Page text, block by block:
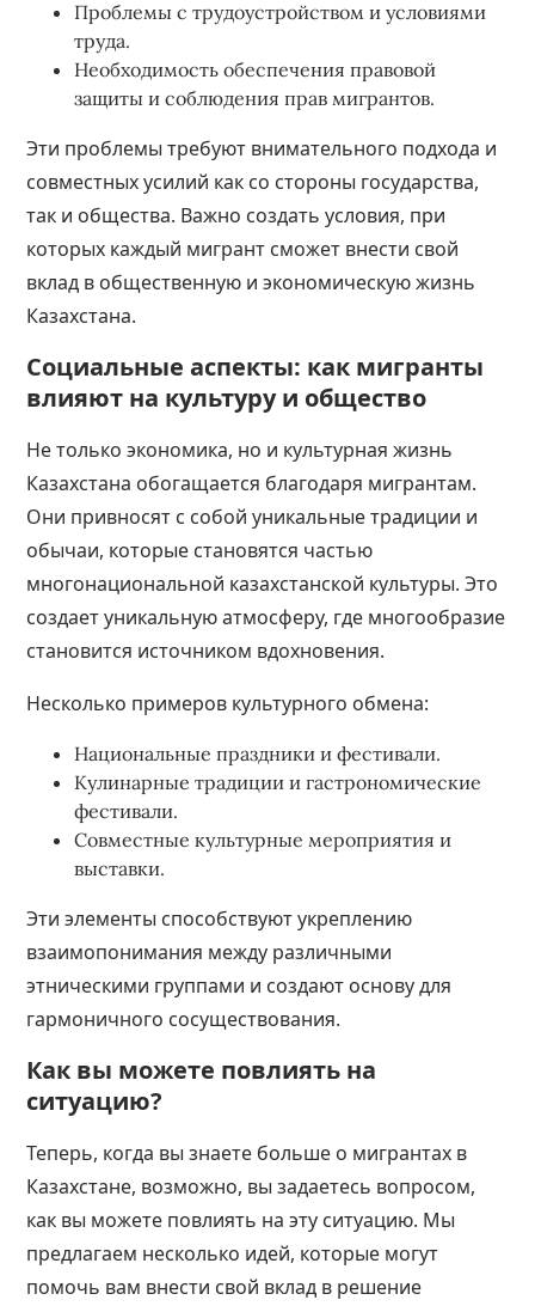
Проблемы с трудоустройством и условиями
труда.
Необходимость обеспечения правовой
защиты и соблюдения прав мигрантов.
Эти проблемы требуют внимательного подхода и
совместных усилий как со стороны государства,
так и общества. Важно создать условия, при
которых каждый мигрант сможет внести свой
вклад в общественную и экономическую жизнь
Казахстана.
Социальные аспекты: как мигранты
влияют на культуру и общество
Не только экономика, но и культурная жизнь
Казахстана обогащается благодаря мигрантам.
Они привносят с собой уникальные традиции и
обычаи, которые становятся частью
многонациональной казахстанской культуры. Это
создает уникальную атмосферу, где многообразие
становится источником вдохновения.
Несколько примеров культурного обмена:
Национальные праздники и фестивали.
Кулинарные традиции и гастрономические
фестивали.
Совместные культурные мероприятия и
выставки.
Эти элементы способствуют укреплению
взаимопонимания между различными
этническими группами и создают основу для
гармоничного сосуществования.
Как вы можете повлиять на
ситуацию?
Теперь, когда вы знаете больше о мигрантах в
Казахстане, возможно, вы задаетесь вопросом,
как вы можете повлиять на эту ситуацию. Мы
предлагаем несколько идей, которые могут
помочь вам внести свой вклад в решение